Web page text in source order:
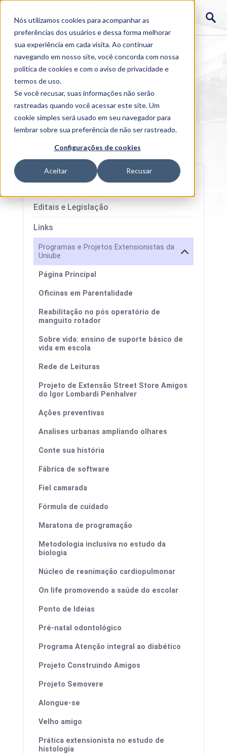
Nós utilizamos cookies para acompanhar as
preferências dos usuários e dessa forma melhorar
sua experiência em cada visita. Ao continuar
navegando em nosso site, você concorda com nossa
política de cookies e com o aviso deprivacidade e
termos de uso.
Se você recusar, suas informações não serão
rastreadas quando você acessar este site. Um
cookie simples será usado em seu navegador para
lembrar sobre sua preferência de não ser rastreado.
Configurações de cookies
Aceitar Recusar
Extensionistas da Uniube >Rede de Leituras
Editais e Legislação
Links
Programas e Projetos Extensionistas da
Uniube
Página Principal
Oficinas em Parentalidade
Reabilitação no pós operatório de
manguito rotador
Sobre vida: ensino de suporte básico de
vida em escola
Rede de Leituras
Projeto de Extensão Street Store Amigos
do Igor Lombardi Penhalver
Ações preventivas
Analises urbanas ampliando olhares
Conte sua história
Fábrica de software
Fiel camarada
Fórmula de cuidado
Maratona de programação
Metodologia inclusiva no estudo da
biologia
Núcleo de reanimação cardiopulmonar
On life promovendo a saúde do escolar
Ponto de Ideias
Pré-natal odontológico
Programa Atenção integral ao diabético
Projeto Construindo Amigos
Projeto Semovere
Alongue-se
Velho amigo
Prática extensionista no estudo de
histologia